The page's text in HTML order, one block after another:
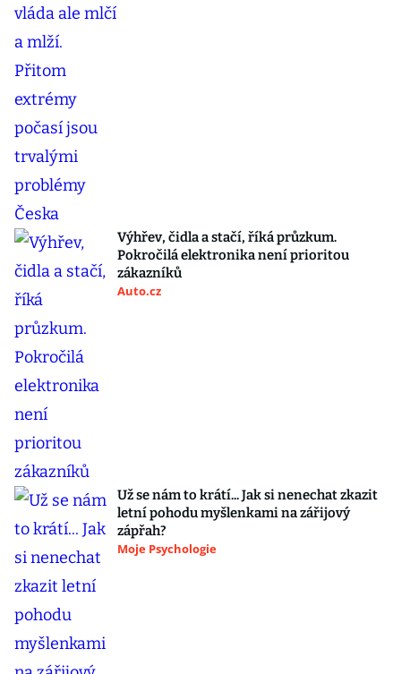
Výhřev, čidla a stačí, říká průzkum.
Pokročilá elektronika není prioritou
zákazníků
Auto.cz
Už se nám to krátí... Jak si nenechat zkazit
letní pohodu myšlenkami na zářijový
zápřah?
Moje Psychologie